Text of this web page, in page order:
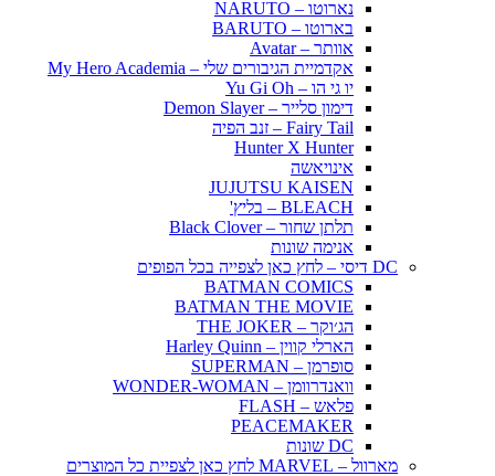
נארוטו – NARUTO
בארוטו – BARUTO
אוותר – Avatar
אקדמיית הגיבורים שלי – My Hero Academia
יו גי הו – Yu Gi Oh
דימון סלייר – Demon Slayer
Fairy Tail – זנב הפיה
Hunter X Hunter
אינויאשה
JUJUTSU KAISEN
BLEACH – בליץ'
תלתן שחור – Black Clover
אנימה שונות
DC דיסי – לחץ כאן לצפייה בכל הפופים
BATMAN COMICS
BATMAN THE MOVIE
הג׳וקר – THE JOKER
הארלי קווין – Harley Quinn
סופרמן – SUPERMAN
וואנדרוומן – WONDER-WOMAN
פלאש – FLASH
PEACEMAKER
DC שונות
מארוול – MARVEL לחץ כאן לצפיית כל המוצרים